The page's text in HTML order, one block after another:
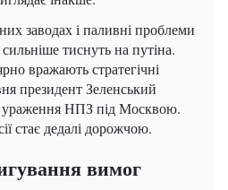
заводах і паливні проблеми
тиснуть на путіна.
вражають стратегічні
президент Зеленський
ураження НПЗ під Москвою.
стає дедалі дорожчою.
вимог